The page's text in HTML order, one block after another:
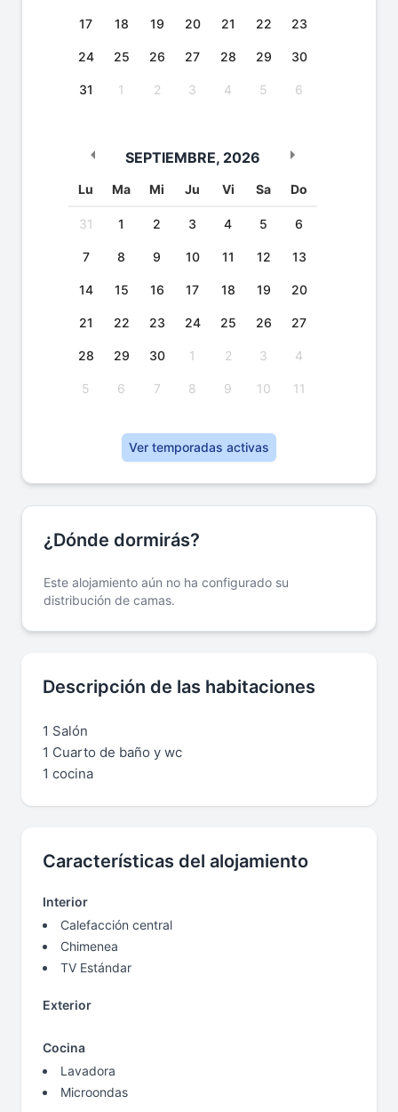
17 18 19 20 21 22 23
24 25 26 27 28 29 30
31 1 2 3 4 5 6
SEPTIEMBRE, 2026
Lu Ma Mi Ju Vi Sa Do
31 1 2 3 4 5 6
7 8 9 10 11 12 13
14 15 16 17 18 19 20
21 22 23 24 25 26 27
28 29 30 1 2 3 4
5 6 7 8 9 10 11
Ver temporadas activas
¿Dónde dormirás?
Este alojamiento aún no ha configurado su
distribución de camas.
Descripción de las habitaciones
1 Salón
1 Cuarto de baño y wc
1 cocina
Características del alojamiento
Interior
Calefacción central
Chimenea
TV Estándar
Exterior
Cocina
Lavadora
Microondas